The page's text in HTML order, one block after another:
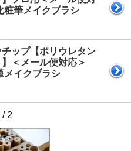
粧筆メイクブラシ
ップ【ポリウレタン
】＜メール便対応＞
メイクブラシ
/ 2